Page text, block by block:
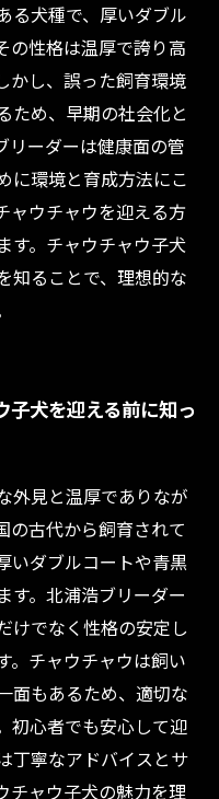
る犬種で、厚いダブル
の性格は温厚で誇り高
かし、誤った飼育環境
ため、早期の社会化と
リーダーは健康面の管
に環境と育成方法にこ
ャウチャウを迎える方
す。チャウチャウ子犬
知ることで、理想的な
子犬を迎える前に知っ
外見と温厚でありなが
の古代から飼育されて
いダブルコートや青黒
す。北浦浩ブリーダー
けでなく性格の安定し
。チャウチャウは飼い
面もあるため、適切な
初心者でも安心して迎
丁寧なアドバイスとサ
チャウ子犬の魅力を理